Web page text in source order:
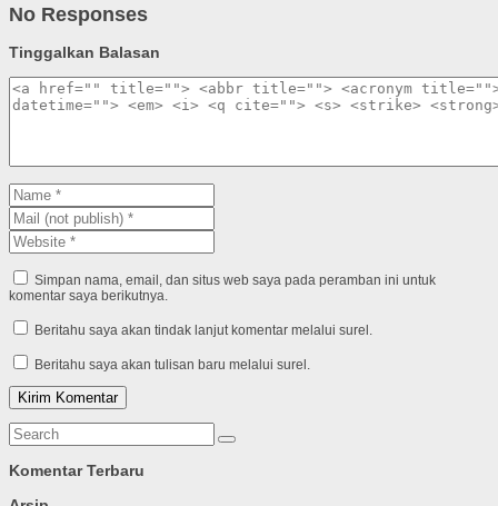
No Responses
Tinggalkan Balasan
Simpan nama, email, dan situs web saya pada peramban ini untuk
komentar saya berikutnya.
Beritahu saya akan tindak lanjut komentar melalui surel.
Beritahu saya akan tulisan baru melalui surel.
Komentar Terbaru